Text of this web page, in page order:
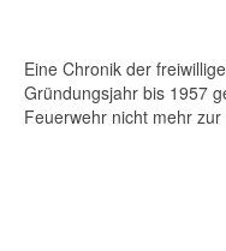
Eine Chronik der
Gründungsjahr bis 1957
Feuerwehr nicht mehr zur